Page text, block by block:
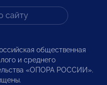
общественная
и среднего
«ОПОРА РОССИИ».